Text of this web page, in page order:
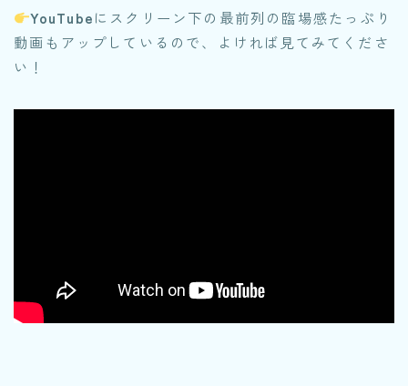
YouTubeにスクリーン下の最前列の臨場感たっぷり
動画もアップしているので、よければ見てみてくださ
い！